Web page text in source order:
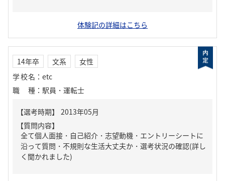
体験記の詳細はこちら
14年卒 文系
女性
学校名 ： etc
職種 ： 駅員・運転士
【質問内容】
全て個人面接・自己紹介・志望動機・エントリーシートに
沿って質問・不規則な生活大丈夫か・選考状況の確認(詳し
く聞かれました)